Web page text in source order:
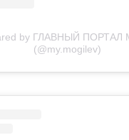
by ГЛАВНЫЙ
(@my.mogilev)